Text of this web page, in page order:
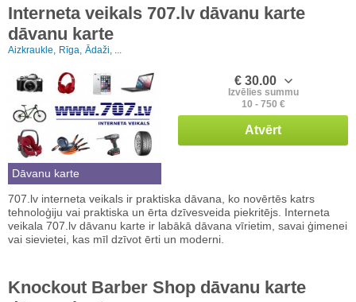
Interneta veikals 707.lv dāvanu karte
dāvanu karte
Aizkraukle, Rīga, Ādaži, ...
Dāvanu karte
€ 30.00
Izvēlies summu
10 - 750 €
Atvērt
707.lv interneta veikals ir praktiska dāvana, ko novērtēs katrs
tehnoloģiju vai praktiska un ērta dzīvesveida piekritējs. Interneta
veikala 707.lv dāvanu karte ir labākā dāvana vīrietim, savai ģimenei
vai sievietei, kas mīl dzīvot ērti un moderni.
Knockout Barber Shop dāvanu karte